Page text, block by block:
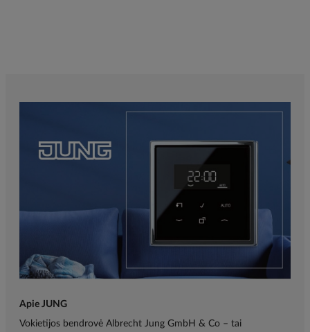
Apie JUNG
Vokietijos bendrovė Albrecht Jung GmbH & Co – tai